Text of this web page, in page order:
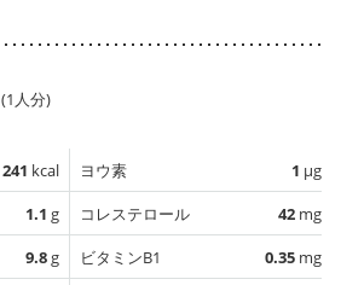
(1人分)
241 kcal
1.1 g
9.8g
ヨウ素 1 µg
コレステロール
42 mg
ビタミンB1
0.35 mg